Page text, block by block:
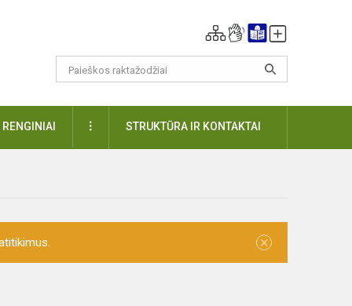
RENGINIAI DAUGIAUSTRUKTŪRA IR KONTAKTAI
×